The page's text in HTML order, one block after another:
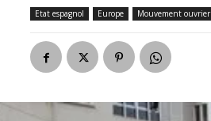
Etat espagnol Europe Mouvement ouvrier